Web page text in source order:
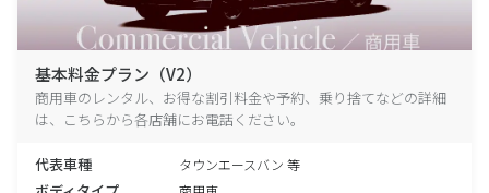
基本料金プラン（V2）
商用車のレンタル、お得な割引料金や予約、乗り捨てなどの詳細
は、こちらから各店舗にお電話ください。
代表車種 タウンエースバン 等